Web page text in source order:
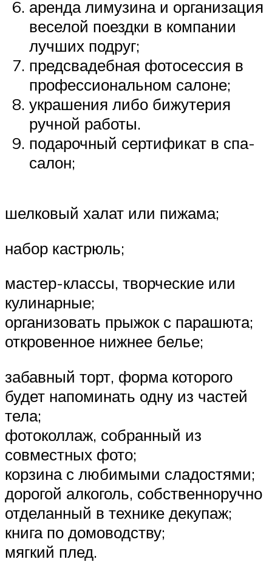
аренда лимузина и организация
веселой поездки в компании
лучших подруг;
предсвадебная фотосессия в
профессиональном салоне;
украшения либо бижутерия
ручной работы.
подарочный сертификат в спа-
салон;
шелковый халат или пижама;
набор кастрюль;
мастер-классы, творческие или
кулинарные;
организовать прыжок с парашюта;
откровенное нижнее белье;
забавный торт, форма которого
будет напоминать одну из частей
тела;
фотоколлаж, собранный из
совместных фото;
корзина с любимыми сладостями;
дорогой алкоголь, собственноручно
отделанный в технике декупаж;
книга по домоводству;
мягкий плед.